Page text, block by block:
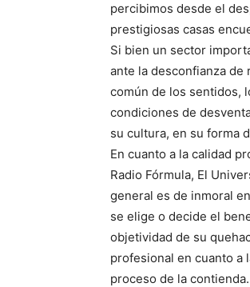
percibimos desde el
prestigiosas casas
Si bien un sector
ante la desconfianza
común de los sentidos,
condiciones de
su cultura, en su forma
En cuanto a la calidad
Radio Fórmula, El
general es de inmoral
se elige o decide el
objetividad de su
profesional en cuanto a
proceso de la